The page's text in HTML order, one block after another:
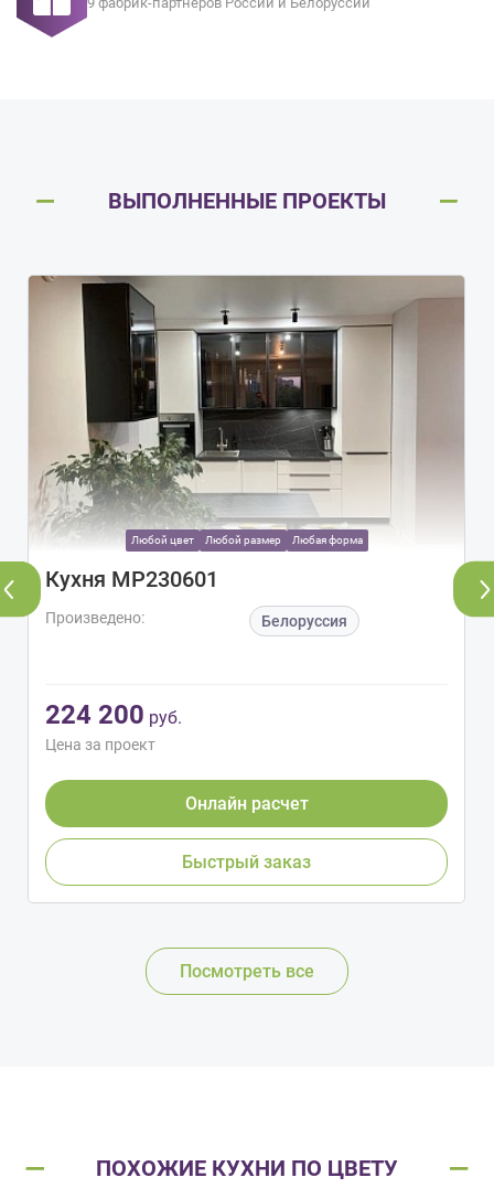
ВЫПОЛНЕННЫЕ ПРОЕКТЫ
Любой цвет Любой размер Любая форма
Кухня МР230601
Произведено: Белоруссия
224 200 руб.
Цена за проект
Онлайн расчет
Быстрый заказ
Посмотреть все
ПОХОЖИЕ КУХНИ ПО ЦВЕТУ